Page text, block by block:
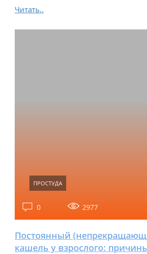
Читать..
ПРОСТУДА
0 2977
Постоянный
кашель у взрослого: